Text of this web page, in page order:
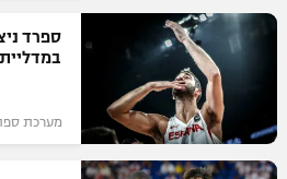
רשיון להקרנה פומבית לבית עסק
הצטרפות לחבילת הערוצים
לוח דרושים – ג'ובנט
ספרד
מערכת ספורט 1 | לפני